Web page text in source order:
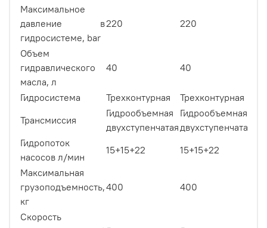
Максимальное
давление в
гидросистеме, bar
220 220
Объем
гидравлического
масла, л
40 40
Гидросистема Трехконтурная Трехконтурная
Трансмиссия
Гидрообъемная
двухступенчатая
Гидрообъемная
двухступенчатая
Гидропоток
насосов л/мин
15+15+22 15+15+22
Максимальная
грузоподъемность,
кг
400 400
Скорость